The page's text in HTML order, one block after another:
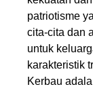
patriotisme
cita-cita dan
untuk
karakteristik
Kerbau